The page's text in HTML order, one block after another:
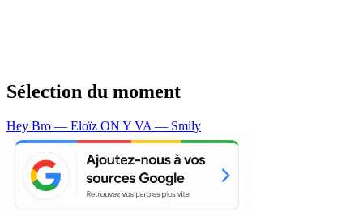
Sélection du moment
Hey Bro — Eloïz ON Y VA — Smily